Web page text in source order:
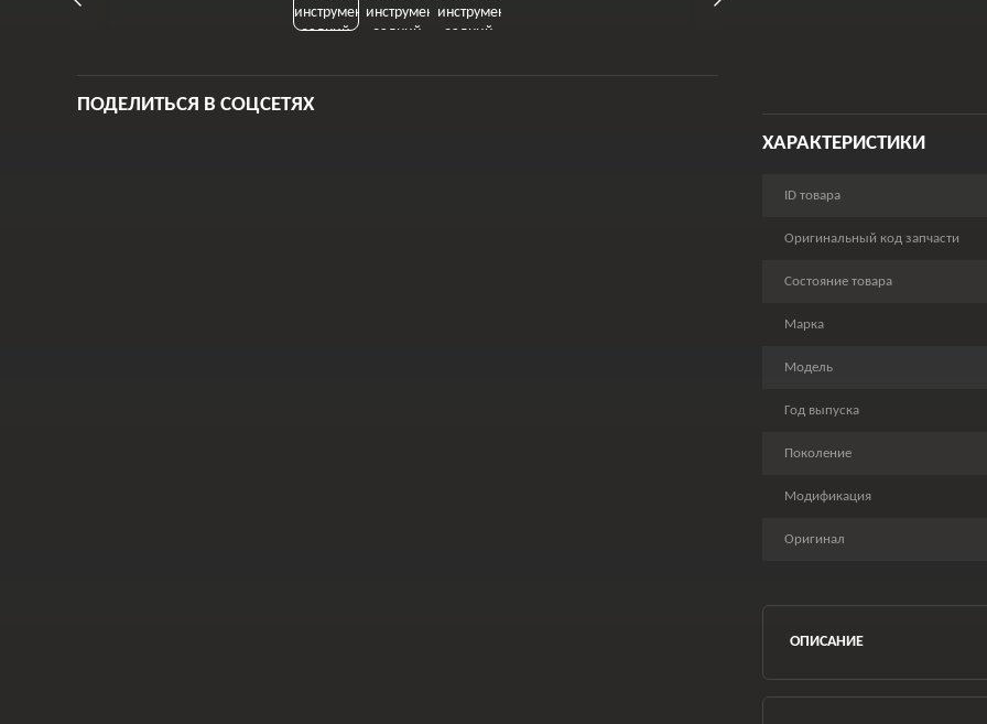
ПОДЕЛИТЬСЯ В СОЦСЕТЯХ
ХАРАКТЕРИСТИКИ
ID товара
Оригинальный код запчасти
Состояние товара
Марка
Модель
Год выпуска
Поколение
Модификация
Оригинал
ОПИСАНИЕ